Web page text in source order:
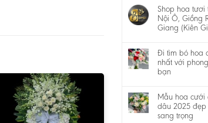
Shop hoa tươi
Nội Ô, Giồng
Giang (Kiên
Đi tìm bó hoa
nhất với
bạn
Mẫu hoa cưới
dâu 2025
sang trọng